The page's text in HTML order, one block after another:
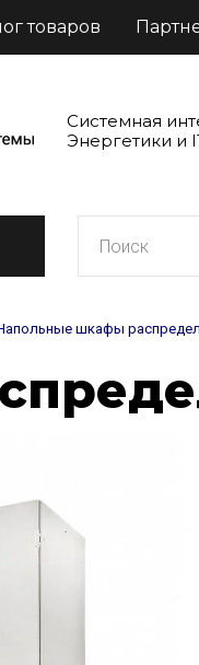
товаров
Системная
Энергетики и
шкафы